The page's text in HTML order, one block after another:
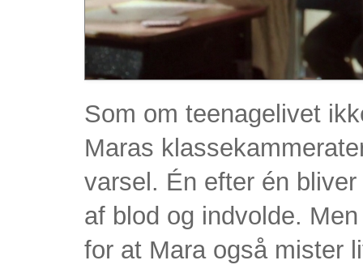
Som om teenagelivet
Maras
varsel. Én efter én
af blod og indvolde.
for at Mara også mister